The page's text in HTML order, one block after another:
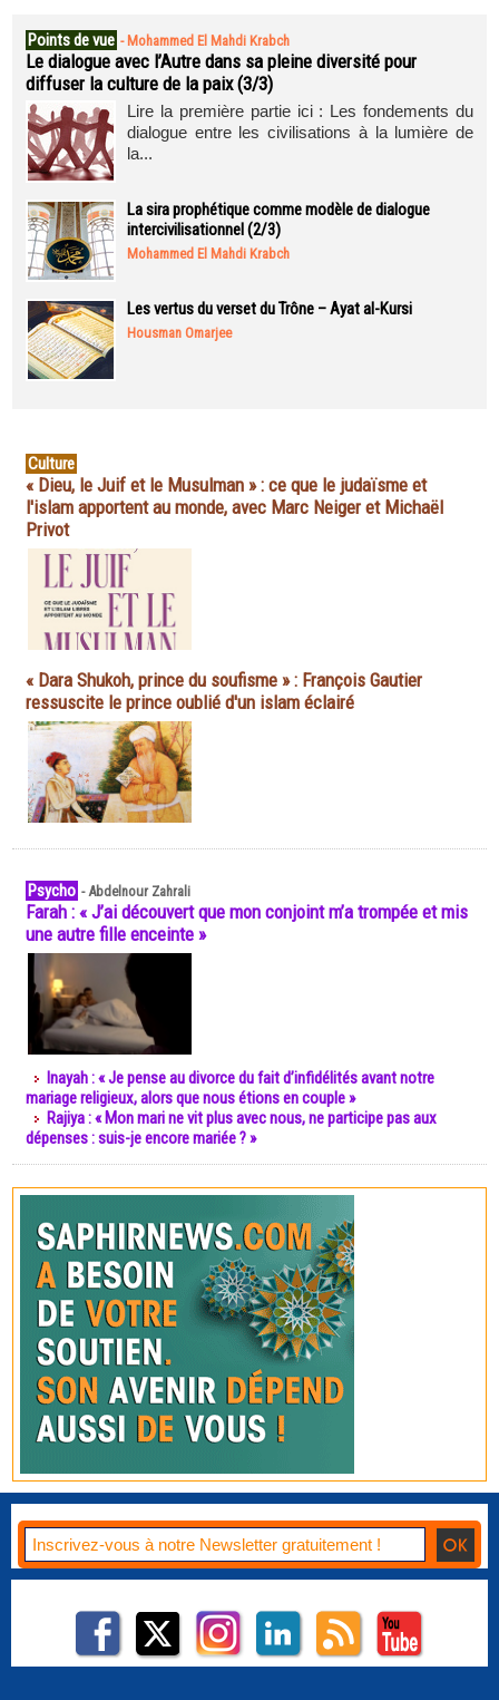
Points de vue - Mohammed El Mahdi Krabch
Le dialogue avec l’Autre dans sa pleine diversité pour
diffuser la culture de la paix (3/3)
Lire la première partie ici : Les fondements du
dialogue entre les civilisations à la lumière de
la...
La sira prophétique comme modèle de dialogue
intercivilisationnel (2/3)
Mohammed El Mahdi Krabch
Les vertus du verset du Trône – Ayat al-Kursi
Housman Omarjee
Culture
« Dieu, le Juif et le Musulman » : ce que le judaïsme et
l'islam apportent au monde, avec Marc Neiger et Michaël
Privot
« Dara Shukoh, prince du soufisme » : François Gautier
ressuscite le prince oublié d'un islam éclairé
Psycho -Abdelnour Zahrali
Farah : « J’ai découvert que mon conjoint m’a trompée et mis
une autre fille enceinte »
Inayah : « Je pense au divorce du fait d’infidélités avant notre
mariage religieux, alors que nous étions en couple »
Rajiya : « Mon mari ne vit plus avec nous, ne participe pas aux
dépenses : suis-je encore mariée ? »